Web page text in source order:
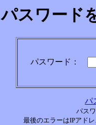
パスワード
パスワード：
パ
パス
最後のエラーはIPアド